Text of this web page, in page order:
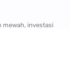
mewah, investasi